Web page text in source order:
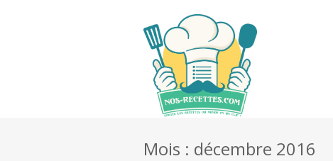
Mois : décembre 2016